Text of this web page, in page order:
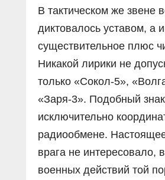
В тактическом же звене
диктовалось уставом, а
существительное плюс
Никакой лирики не
только «Сокол-5»,
«Заря-3». Подобный
исключительно
радиообмене.
врага не интересовало,
военных действий той